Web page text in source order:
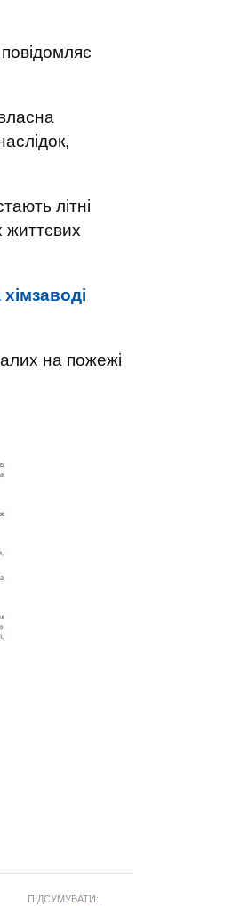
літні
життєвих
на пожежі
ПІДСУМУВАТИ: